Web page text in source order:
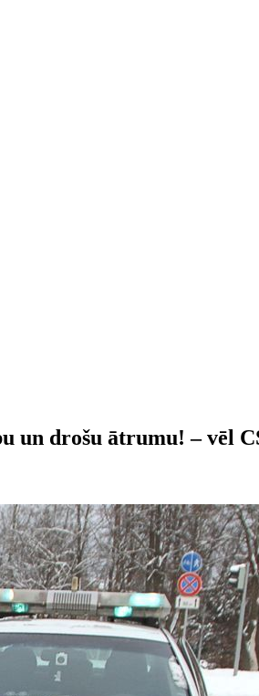
un drošu ātrumu! – vēl